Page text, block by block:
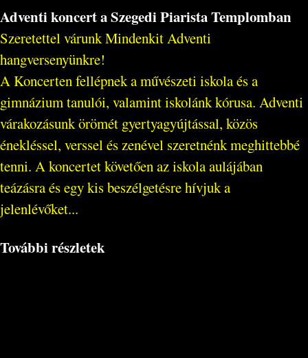
Adventi koncert a Szegedi Piarista Templomban
Szeretettel várunk Mindenkit Adventi
hangversenyünkre!
A Koncerten fellépnek a művészeti iskola és a
gimnázium tanulói, valamint iskolánk kórusa. Adventi
várakozásunk örömét gyertyagyújtással, közös
énekléssel, verssel és zenével szeretnénk meghittebbé
tenni. A koncertet követően az iskola aulájában
teázásra és egy kis beszélgetésre hívjuk a
jelenlévőket...
További részletek